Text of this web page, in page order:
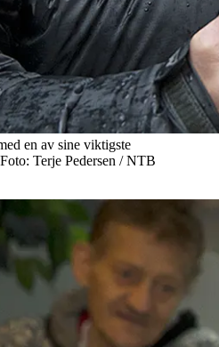
en av sine viktigste
Terje Pedersen / NTB